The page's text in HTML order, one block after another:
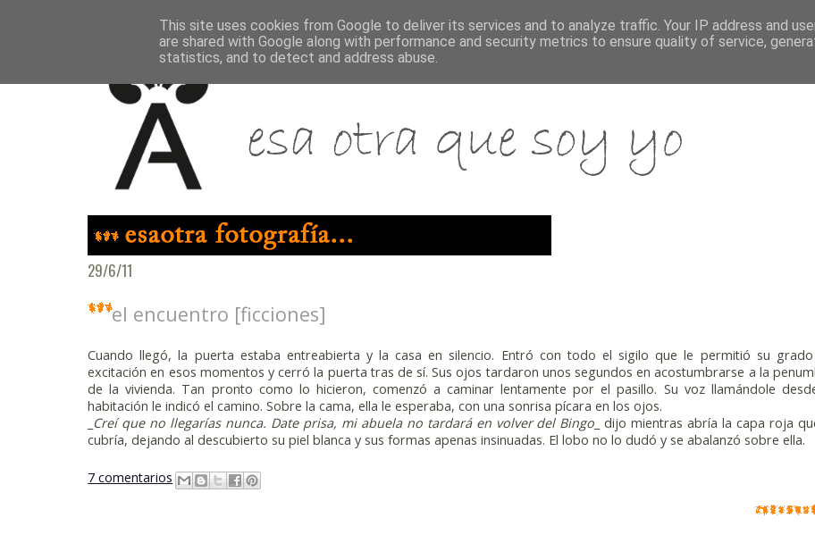
29/6/11
el encuentro [ficciones]
Cuando llegó, la puerta estaba entreabierta y la casa en silencio. Entró con todo el sigilo que le permitió su
excitación en esos momentos y cerró la puerta tras de sí. Sus ojos tardaron unos segundos en acostumbrarse a la
de la vivienda. Tan pronto como lo hicieron, comenzó a caminar lentamente por el pasillo. Su voz llamándole
habitación le indicó el camino. Sobre la cama, ella le esperaba, con una sonrisa pícara en los ojos.
Creí que no llegarías nunca. Date prisa, mi abuela no tardará en volver del Bingo _ dijo mientras abría la capa roja
cubría, dejando al descubierto su piel blanca y sus formas apenas insinuadas. El lobo no lo dudó y se abalanzó sobre ella.
7 comentarios
This site uses cookies from Google to deliver its services and to analyze traffic. Your IP address and
are shared with Google along with performance and security metrics to ensure quality of service,
statistics, and to detect and address abuse.